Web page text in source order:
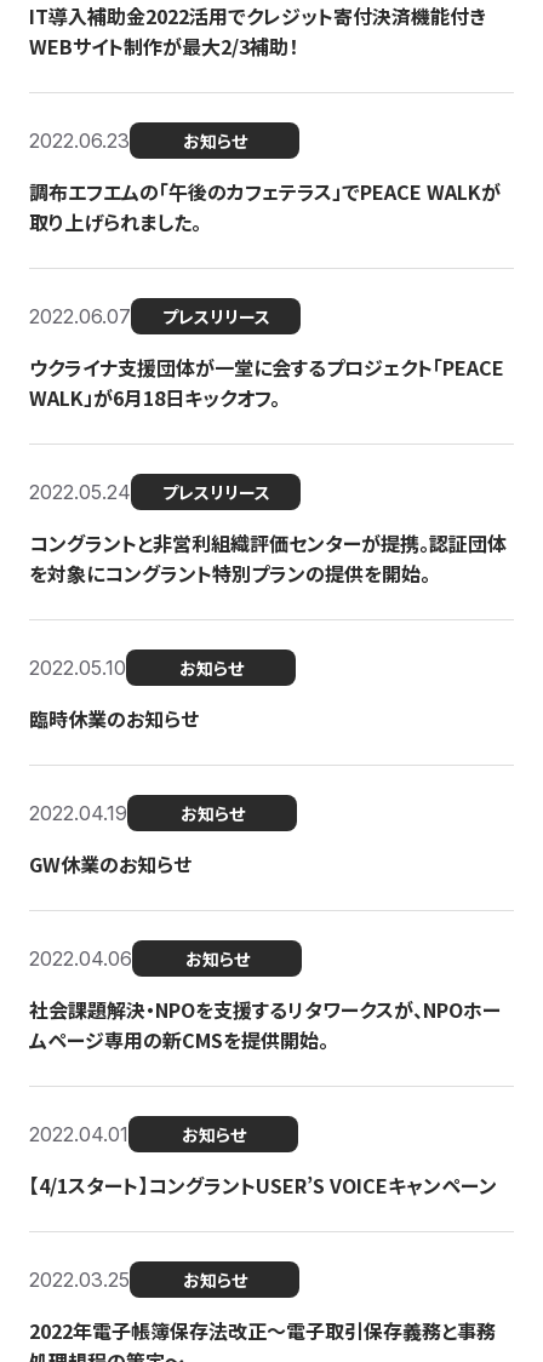
IT導入補助金2022活用でクレジット寄付決済機能付き
WEBサイト制作が最大2/3補助！
2022.06.23 お知らせ
調布エフエムの「午後のカフェテラス」でPEACE WALKが
取り上げられました。
2022.06.07 プレスリリース
ウクライナ支援団体が一堂に会するプロジェクト「PEACE
WALK」が6月18日キックオフ。
2022.05.24 プレスリリース
コングラントと非営利組織評価センターが提携。認証団体
を対象にコングラント特別プランの提供を開始。
2022.05.10 お知らせ
臨時休業のお知らせ
2022.04.19 お知らせ
GW休業のお知らせ
2022.04.06 お知らせ
社会課題解決・NPOを支援するリタワークスが、NPOホー
ムページ専用の新CMSを提供開始。
2022.04.01 お知らせ
【4/1スタート】コングラントUSER’S VOICEキャンペーン
2022.03.25 お知らせ
2022年電子帳簿保存法改正～電子取引保存義務と事務